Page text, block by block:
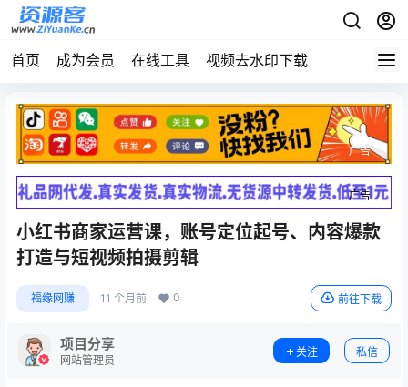
首页 成为会员 在线工具 视频去水印下载
广告
广告
小红书商家运营课，账号定位起号、内容爆款
打造与短视频拍摄剪辑
福缘网赚 11 个月前 0 前往下载
项目分享
网站管理员
关注 私信